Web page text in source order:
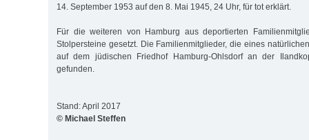
14. September 1953 auf den 8. Mai 1945, 24 Uhr, für tot erklärt.
Für die weiteren von Hamburg aus deportierten
Stolpersteine gesetzt. Die Familienmitglieder, die eines
auf dem jüdischen Friedhof Hamburg-Ohlsdorf an der
gefunden.
Stand: April 2017
© Michael Steffen